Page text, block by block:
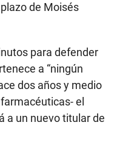
de Moisés
para defender
a “ningún
dos años y medio
el
a un nuevo titular de